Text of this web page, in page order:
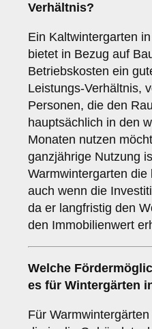
Verhältnis?
Ein Kaltwintergarten
bietet in Bezug auf
Betriebskosten ein
Leistungs-Verhältnis,
Personen, die den
hauptsächlich in den
Monaten nutzen
ganzjährige Nutzung
Warmwintergarten die
auch wenn die
da er langfristig den
den Immobilienwert
Welche
es für Wintergärten
Für